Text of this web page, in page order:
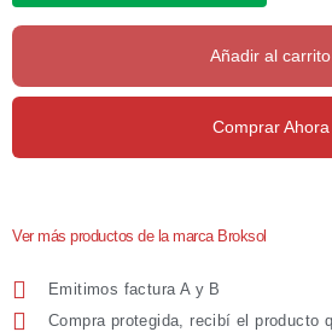
Añadir al carrito
Comprar Ahora
Ver más productos de la marca Broksol
Emitimos factura A y B
Compra protegida, recibí el producto